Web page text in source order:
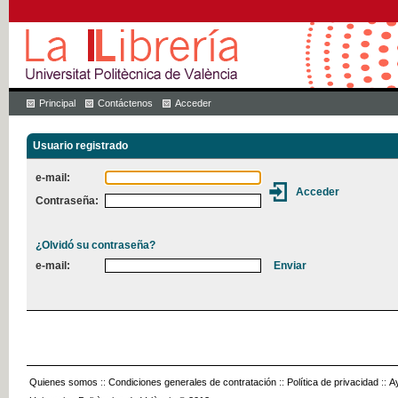
Principal Contáctenos Acceder
Usuario registrado
e-mail:
Contraseña:
¿Olvidó su contraseña?
e-mail:
Quienes somos :: Condiciones generales de contratación :: Política de privacidad ::